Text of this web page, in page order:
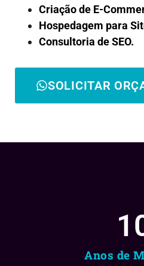
Criação de E-
Hospedagem para
Consultoria de SEO.
SOLICITAR
Anos de